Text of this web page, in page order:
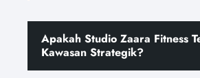
Apakah Studio Zaara Fitness
Kawasan Strategik?